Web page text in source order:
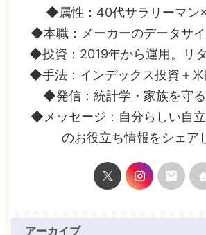
◆属性：40代サラリーマン
◆本職：メーカーのデータサ
◆投資：2019年から運用。リ
◆手法：インデックス投資＋
◆発信：統計学・家族を守
◆メッセージ：自分らしい自
のお役立ち情報をシェア
アーカイブ